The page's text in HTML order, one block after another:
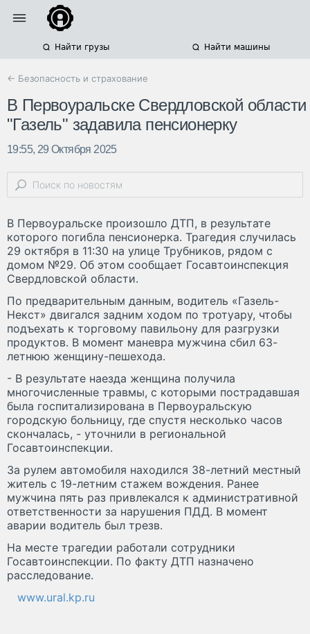
Найти грузы Найти машины
← Безопасность и страхование
В Первоуральске Свердловской области
"Газель" задавила пенсионерку
19:55, 29 Октября 2025
В Первоуральске произошло ДТП, в результате
которого погибла пенсионерка. Трагедия случилась
29 октября в 11:30 на улице Трубников, рядом с
домом №29. Об этом сообщает Госавтоинспекция
Свердловской области.
По предварительным данным, водитель «Газель-
Некст» двигался задним ходом по тротуару, чтобы
подъехать к торговому павильону для разгрузки
продуктов. В момент маневра мужчина сбил 63-
летнюю женщину-пешехода.
- В результате наезда женщина получила
многочисленные травмы, с которыми пострадавшая
была госпитализирована в Первоуральскую
городскую больницу, где спустя несколько часов
скончалась, - уточнили в региональной
Госавтоинспекции.
За рулем автомобиля находился 38-летний местный
житель с 19-летним стажем вождения. Ранее
мужчина пять раз привлекался к административной
ответственности за нарушения ПДД. В момент
аварии водитель был трезв.
На месте трагедии работали сотрудники
Госавтоинспекции. По факту ДТП назначено
расследование.
www.ural.kp.ru